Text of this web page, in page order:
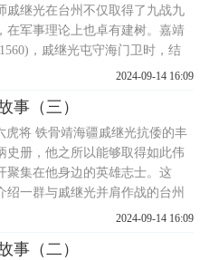
海桃渚，后来
戚继光在台州不仅取得了九战九
在军事理论上也卓有建树。嘉靖
，戚继光屯守海门卫时，结
经验写成的《纪效新书》，被列
间，予承乏浙东，乃知孙武之
微莫加矣;第于下手详细节目，则
2024-09-14 16:09
事（三）
虎将 铁骨靖海疆戚继光抗倭的丰
史册，他之所以能够取得如此伟
聚集在他身边的英雄志士。这
绍一群与戚继光并肩作战的台州
。张元勋，温岭新河人，担任海
江、福建各地抗倭，在九战九捷
2024-09-14 16:09
事（二）